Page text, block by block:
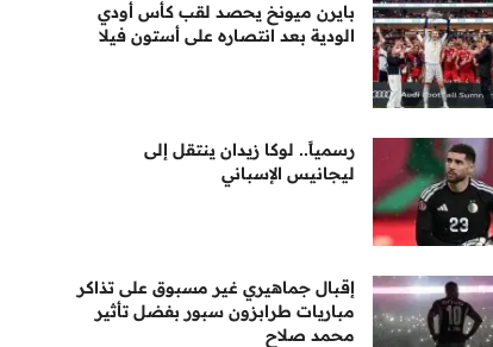
بايرن ميونخ يحصد لقب كأس أودي
الودية بعد انتصاره على أستون فيلا
رسمياً.. لوكا زيدان ينتقل إلى
ليجانيس الإسباني
إقبال جماهيري غير مسبوق على تذاكر
مباريات طرابزون سبور بفضل تأثير
محمد صلاح